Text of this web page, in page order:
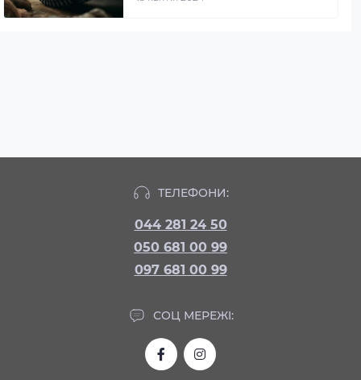
ТЕЛЕФОНИ:
044 281 24 50
050 681 00 99
097 681 00 99
СОЦ МЕРЕЖІ: